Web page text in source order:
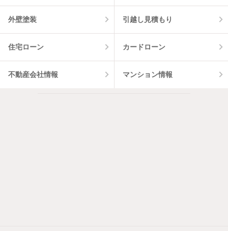
外壁塗装 引越し見積もり
住宅ローン カードローン
不動産会社情報 マンション情報